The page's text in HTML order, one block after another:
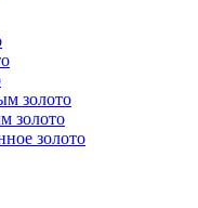
золото
золото
золото